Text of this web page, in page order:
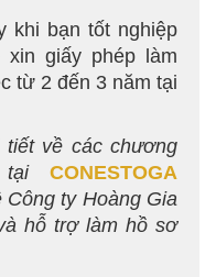
khi bạn tốt nghiệp
xin giấy phép làm
từ 2 đến 3 năm tại
về các chương
tại CONESTOGA
Công ty Hoàng Gia
hỗ trợ làm hồ sơ